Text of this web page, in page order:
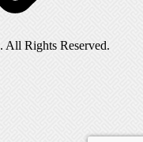
. All Rights Reserved.